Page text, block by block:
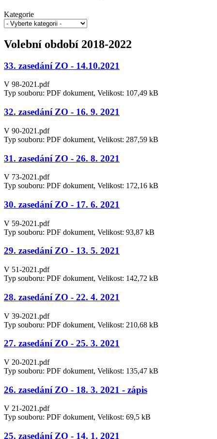
Kategorie
Volební období 2018-2022
33. zasedání ZO - 14.10.2021
V 98-2021.pdf
Typ souboru: PDF dokument, Velikost: 107,49 kB
32. zasedání ZO - 16. 9. 2021
V 90-2021.pdf
Typ souboru: PDF dokument, Velikost: 287,59 kB
31. zasedání ZO - 26. 8. 2021
V 73-2021.pdf
Typ souboru: PDF dokument, Velikost: 172,16 kB
30. zasedání ZO - 17. 6. 2021
V 59-2021.pdf
Typ souboru: PDF dokument, Velikost: 93,87 kB
29. zasedání ZO - 13. 5. 2021
V 51-2021.pdf
Typ souboru: PDF dokument, Velikost: 142,72 kB
28. zasedání ZO - 22. 4. 2021
V 39-2021.pdf
Typ souboru: PDF dokument, Velikost: 210,68 kB
27. zasedání ZO - 25. 3. 2021
V 20-2021.pdf
Typ souboru: PDF dokument, Velikost: 135,47 kB
26. zasedání ZO - 18. 3. 2021 - zápis
V 21-2021.pdf
Typ souboru: PDF dokument, Velikost: 69,5 kB
25. zasedání ZO - 14. 1. 2021